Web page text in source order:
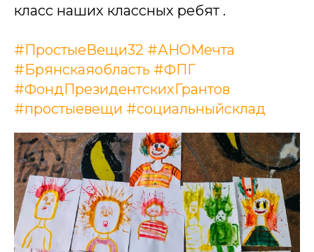
класс наших классных ребят .
#ПростыеВещи32 #АНОМечта
#Брянскаяобласть #ФПГ
#ФондПрезидентскихГрантов
#простыевещи #социальныйсклад